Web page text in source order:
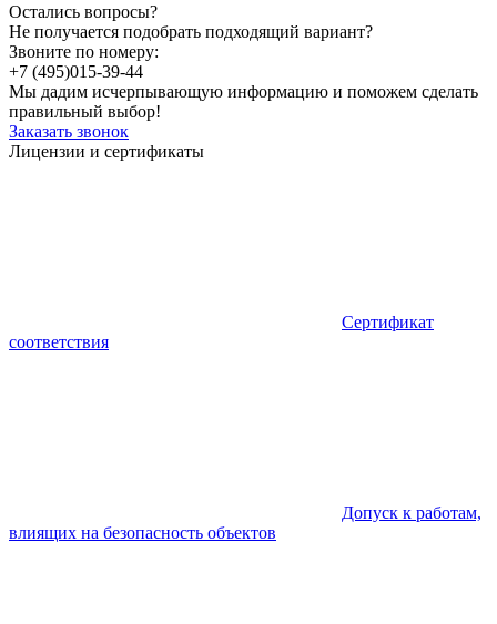
Остались вопросы?
Не получается подобрать подходящий вариант?
Звоните по номеру:
+7 (495)015-39-44
Мы дадим исчерпывающую информацию и поможем сделать
правильный выбор!
Заказать звонок
Лицензии и сертификаты
Сертификат
соответствия
Допуск к работам,
влиящих на безопасность объектов